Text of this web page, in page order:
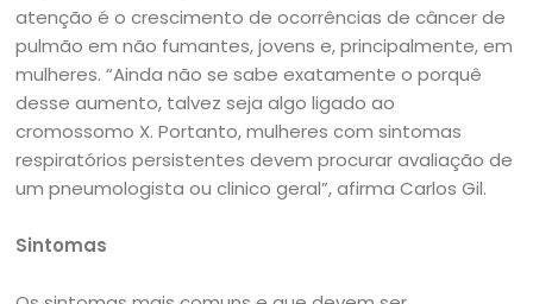
atenção é o crescimento de ocorrências de câncer de
pulmão em não fumantes, jovens e, principalmente, em
mulheres. “Ainda não se sabe exatamente o porquê
desse aumento, talvez seja algo ligado ao
cromossomo X. Portanto, mulheres com sintomas
respiratórios persistentes devem procurar avaliação de
um pneumologista ou clinico geral”, afirma Carlos Gil.
Sintomas